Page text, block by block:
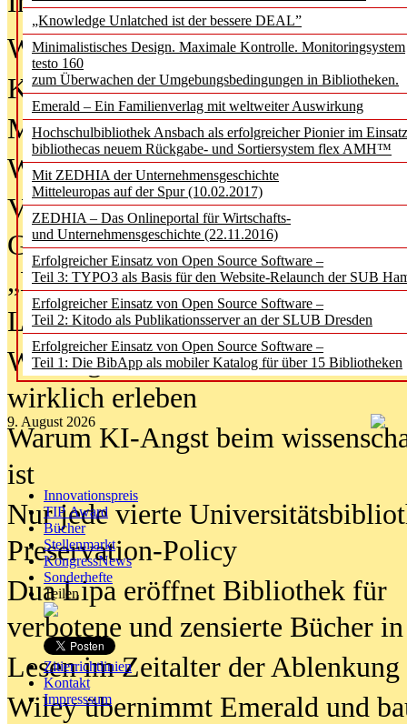
„Knowledge Unlatched ist der bessere DEAL”
Minimalistisches Design. Maximale Kontrolle. Monitoringsystem
testo 160
zum Überwachen der Umgebungsbedingungen in Bibliotheken.
Emerald – Ein Familienverlag mit weltweiter Auswirkung
Hochschulbibliothek Ansbach als erfolgreicher Pionier im
bibliothecas neuem Rückgabe- und Sortiersystem flex AMH™
Mit ZEDHIA der Unternehmensgeschichte
Mitteleuropas auf der Spur (10.02.2017)
ZEDHIA – Das Onlineportal für Wirtschafts-
und Unternehmensgeschichte (22.11.2016)
Erfolgreicher Einsatz von Open Source Software –
Teil 3: TYPO3 als Basis für den Website-Relaunch der SUB
Erfolgreicher Einsatz von Open Source Software –
Teil 2: Kitodo als Publikationsserver an der SLUB Dresden
Erfolgreicher Einsatz von Open Source Software –
Teil 1: Die BibApp als mobiler Katalog für über 15 Bibliotheken
9. August 2026
Innovationspreis
TIP Award
Bücher
Stellenmarkt
KongressNews
Sonderhefte
Teilen
Zitierrichtlinien
Kontakt
Impresssum
Was Hochschul­bibliotheken von
Kinder in der digitalen Welt
Metadaten als Infrastruktur
Wenn Bots katalogisieren
Von Abschlusskleidern bis
Geisterjagd-Ausrüstung in der
„Library of Things“ unterwegs
Lesen als Infrastrukturaufgabe
Wie Jugendliche Social Media
wirklich erleben
Warum KI-Angst beim
ist
Nur jede vierte
Preservation-Policy
Dua Lipa eröffnet Bibliothek für
verbotene und zensierte Bücher
Lesen im Zeitalter der Ablenkung
Wiley übernimmt Emerald und